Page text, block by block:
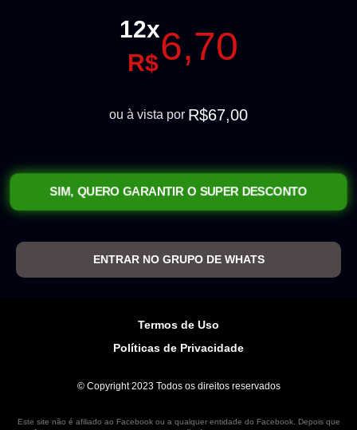
12x
R$6,70
ou à vista por R$67,00
SIM, QUERO GARANTIR O SUPER DESCONTO
ENTRAR NO GRUPO DE WHATS
Termos de Uso
Políticas de Privacidade
© Copyright 2023 Todos os direitos reservados
Este site não é afiliado ao Facebook ou a qualquer entidade do Facebook. Depois que